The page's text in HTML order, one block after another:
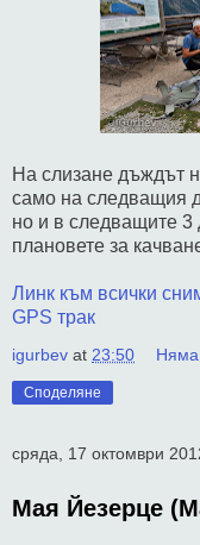
На слизане дъждът
само на следващия
но и в следващите 3
плановете за
Линк към всички
GPS трак
igurbev at 23:50 Няма
Споделяне
сряда, 17 октомври
Мая Йезерце